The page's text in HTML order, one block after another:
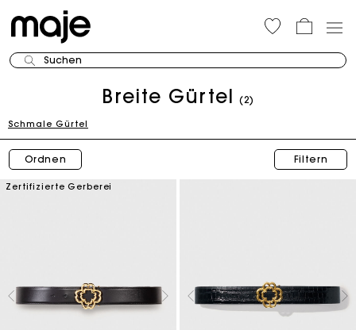
Suchen
Breite Gürtel (2)
Schmale Gürtel
Ordnen Filtern
Zertifizierte Gerberei